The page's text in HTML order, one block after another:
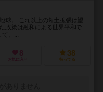
球。 これ以上の領土拡張は望
政策は融和による世界平和で
て、...
8
お気に入り
38
持ってる